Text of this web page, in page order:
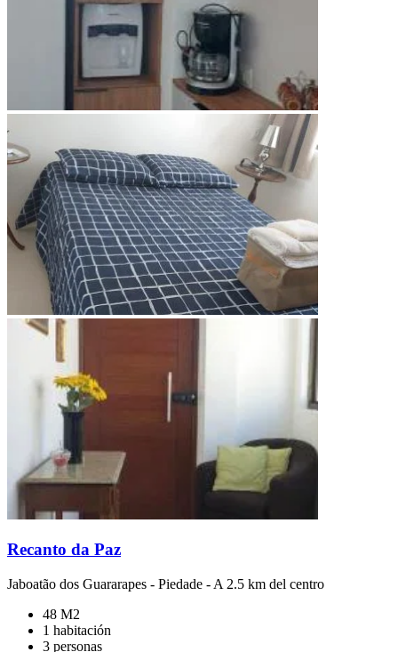
Recanto da Paz
Jaboatão dos Guararapes - Piedade - A 2.5 km del centro
48 M2
1 habitación
3 personas